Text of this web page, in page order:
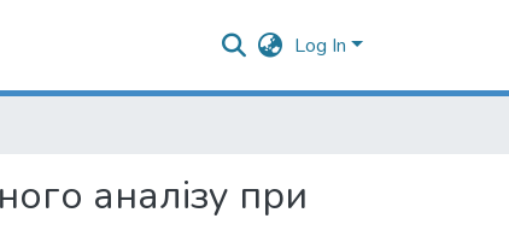
Log In
аналізу при